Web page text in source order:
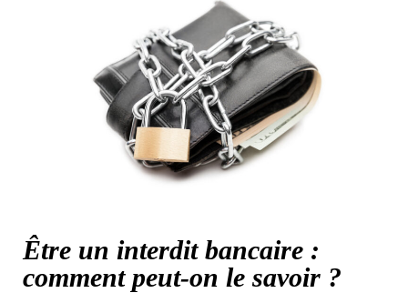
Être un interdit bancaire :
comment peut-on le savoir ?